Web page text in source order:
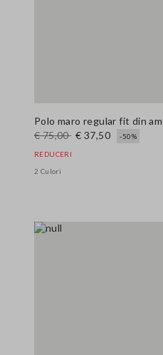
Polo maro regular fit din
€ 75,00 € 37,50 -50%
REDUCERI
2 Culori